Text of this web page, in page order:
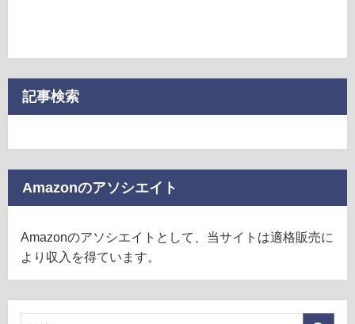
記事検索
Amazonのアソシエイト
Amazonのアソシエイトとして、当サイトは適格販売に
より収入を得ています。